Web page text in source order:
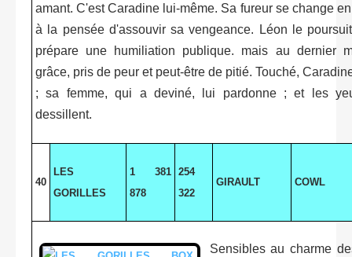
amant. C'est Caradine lui-même. Sa fureur se change
à la pensée d'assouvir sa vengeance. Léon le
prépare une humiliation publique. mais au dernier
grâce, pris de peur et peut-être de pitié. Touché,
; sa femme, qui a deviné, lui pardonne ; et les
dessillent.
40
LES
GORILLES
1 381
878
254
322
GIRAULT COWL
Sensibles au charme